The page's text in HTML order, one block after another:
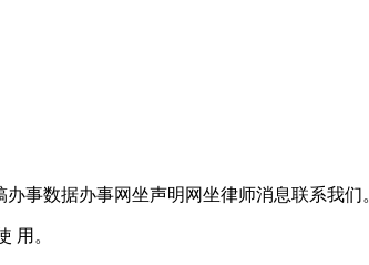
数据办事网坐声明网坐律师消息联系我们
用。